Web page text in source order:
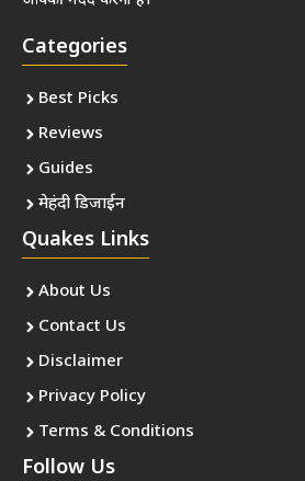
Categories
Best Picks
Reviews
Guides
मेहंदी डिजाईन
Quakes Links
About Us
Contact Us
Disclaimer
Privacy Policy
Terms & Conditions
Follow Us